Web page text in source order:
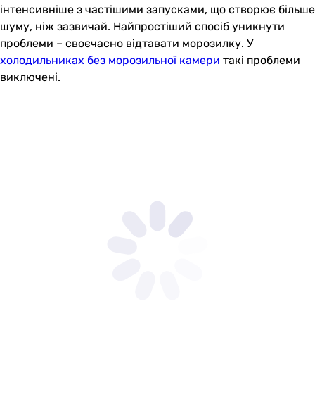
інтенсивніше з частішими запусками, що створює більше
шуму, ніж зазвичай. Найпростіший спосіб уникнути
проблеми – своєчасно відтавати морозилку. У
холодильниках без морозильної камери такі проблеми
виключені.